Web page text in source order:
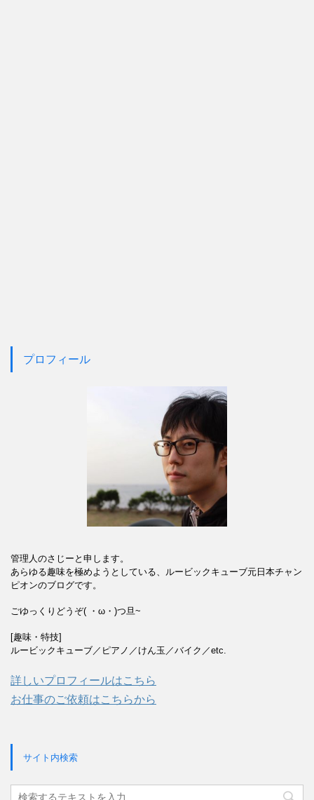
プロフィール
管理人のさじーと申します。
あらゆる趣味を極めようとしている、ルービックキューブ元日本チャン
ピオンのブログです。
ごゆっくりどうぞ( ・ω・)つ旦~
[趣味・特技]
ルービックキューブ／ピアノ／けん玉／バイク／etc.
詳しいプロフィールはこちら
お仕事のご依頼はこちらから
サイト内検索